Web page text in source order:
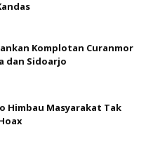
Komplotan Curanmor
dan Sidoarjo
Himbau Masyarakat Tak